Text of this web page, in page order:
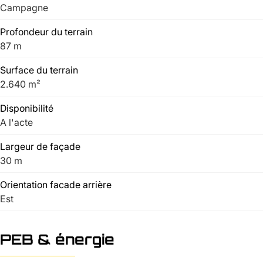
Campagne
Profondeur du terrain
87 m
Surface du terrain
2.640 m²
Disponibilité
A l'acte
Largeur de façade
30 m
Orientation facade arrière
Est
PEB & énergie